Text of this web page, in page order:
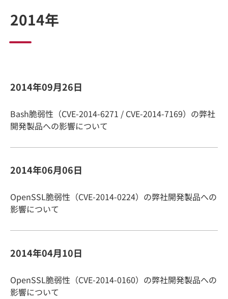
2014年
2014年09月26日
Bash脆弱性（CVE-2014-6271 / CVE-2014-7169）の弊社
開発製品への影響について
2014年06月06日
OpenSSL脆弱性（CVE-2014-0224）の弊社開発製品への
影響について
2014年04月10日
OpenSSL脆弱性（CVE-2014-0160）の弊社開発製品への
影響について